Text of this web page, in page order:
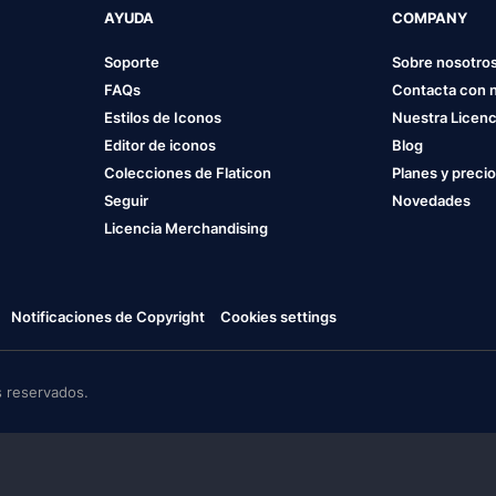
AYUDA
Soporte
FAQs
Estilos de Iconos
Editor de iconos
Colecciones de Flaticon
Seguir
Licencia Merchandising
COMPANY
Sobre
Contacta con
Nuestra
Blog
Planes y
Novedades
Notificaciones de Copyright Cookies settings
reservados.